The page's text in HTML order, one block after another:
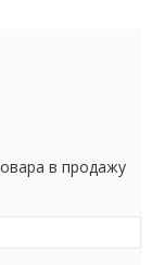
в продажу